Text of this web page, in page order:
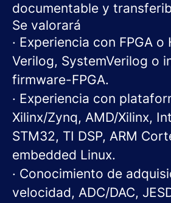
documentable y
Se valorará
· Experiencia con FPGA o
Verilog, SystemVerilog o
firmware-FPGA.
· Experiencia con
Xilinx/Zynq, AMD/Xilinx,
STM32, TI DSP, ARM
embedded Linux.
· Conocimiento de
velocidad, ADC/DAC,